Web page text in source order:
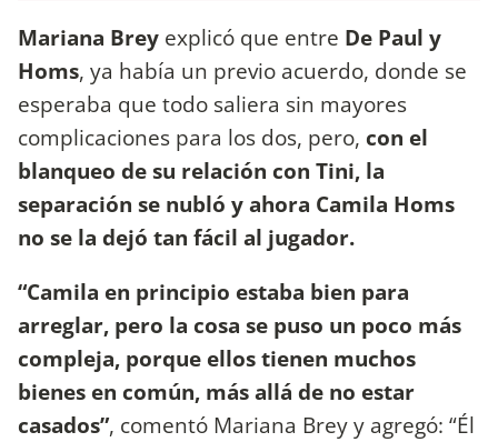
Mariana Brey explicó que entre De Paul y
Homs, ya había un previo acuerdo, donde se
esperaba que todo saliera sin mayores
complicaciones para los dos, pero, con el
blanqueo de su relación con Tini, la
separación se nubló y ahora Camila Homs
no se la dejó tan fácil al jugador.
“Camila en principio estaba bien para
arreglar, pero la cosa se puso un poco más
compleja, porque ellos tienen muchos
bienes en común, más allá de no estar
casados”, comentó Mariana Brey y agregó: “Él